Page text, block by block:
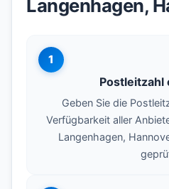
Langenhagen,
1
Postleitzahl
Geben Sie die
Verfügbarkeit aller
Langenhagen,